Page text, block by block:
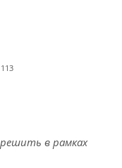
113
в рамках